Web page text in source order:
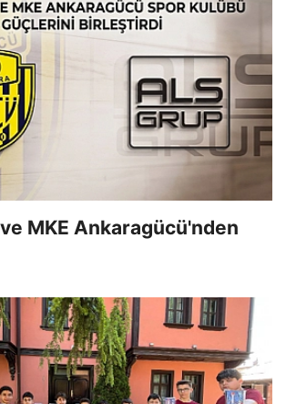
MKE Ankaragücü'nden